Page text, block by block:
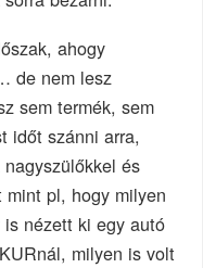
ahogy
de nem lesz
sem termék, sem
időt szánni arra,
és
pl, hogy milyen
nézett ki egy autó
milyen is volt